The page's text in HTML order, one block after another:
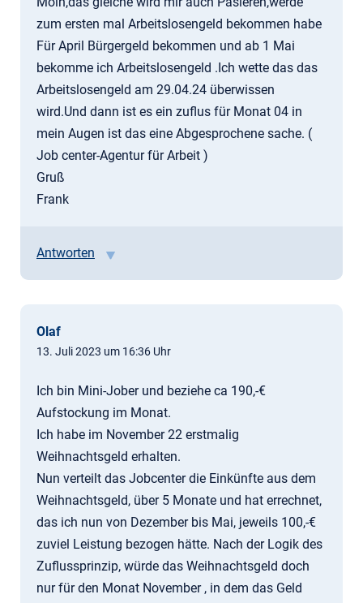
zum ersten mal Arbeitslosengeld bekommen habe
Für April Bürgergeld bekommen und ab 1 Mai
bekomme ich Arbeitslosengeld .Ich wette das das
Arbeitslosengeld am 29.04.24 überwissen
wird.Und dann ist es ein zuflus für Monat 04 in
mein Augen ist das eine Abgesprochene sache. (
Job center-Agentur für Arbeit )
Gruß
Frank
Antworten
Olaf
13. Juli 2023 um 16:36 Uhr
Ich bin Mini-Jober und beziehe ca 190,-€
Aufstockung im Monat.
Ich habe im November 22 erstmalig
Weihnachtsgeld erhalten.
Nun verteilt das Jobcenter die Einkünfte aus dem
Weihnachtsgeld, über 5 Monate und hat errechnet,
das ich nun von Dezember bis Mai, jeweils 100,-€
zuviel Leistung bezogen hätte. Nach der Logik des
Zuflussprinzip, würde das Weihnachtsgeld doch
nur für den Monat November , in dem das Geld